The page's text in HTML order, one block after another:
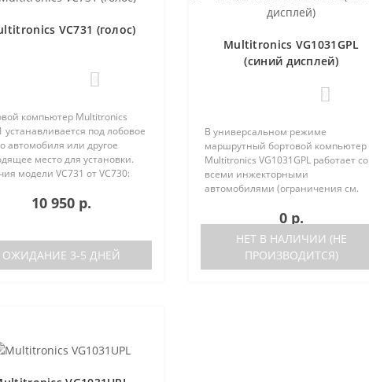
VC731 (голос)
компьютер Multitronics
устанавливается под лобовое
автомобиля или другое
место для установки.
модели VC731 от VC730:
VC730 без голоса)
10 950 р.
ОЖИДАНИЕ 3-5 ДНЕЙ
Multitronics VG1031GPL
(синий дисплей)
В универсальном режиме
маршрутный бортовой компьютер
Multitronics VG1031GPL работает со
всеми инжекторными
автомобилями (ограничения см.
компьютер поддерживает большое
иномарок. Отличия р..
0 р.
НЕТ В НАЛИЧИИ (НЕ
ПРОИЗВОДИТСЯ)